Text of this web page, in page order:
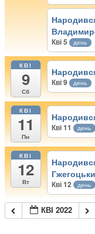
Кві 5 день
КВІ
9
Сб
Кві 9 день
КВІ
11
Пн
Кві 11 день
КВІ
12
Вт Кві 12 день
КВІ 2022